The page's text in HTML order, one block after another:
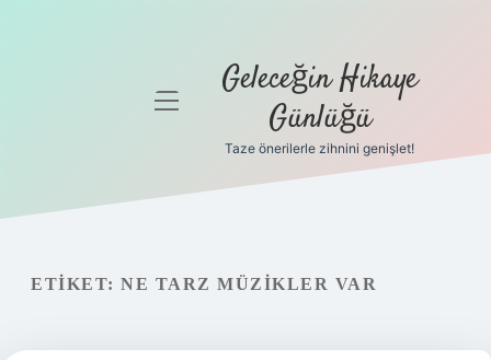
Gizlilik
Yasal Uyarı
Hakkımızda
menüyü Geleceğin Hikaye
Günlüğü
Taze önerilerle zihnini genişlet!
ETIKET: NE TARZ MÜZIKLER VAR